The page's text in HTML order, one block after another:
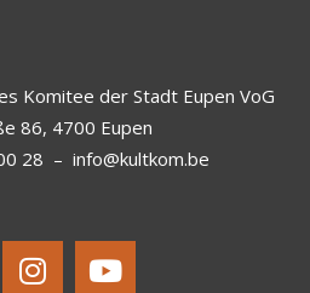
Komitee der Stadt Eupen VoG
86, 4700 Eupen
28 – info@kultkom.be